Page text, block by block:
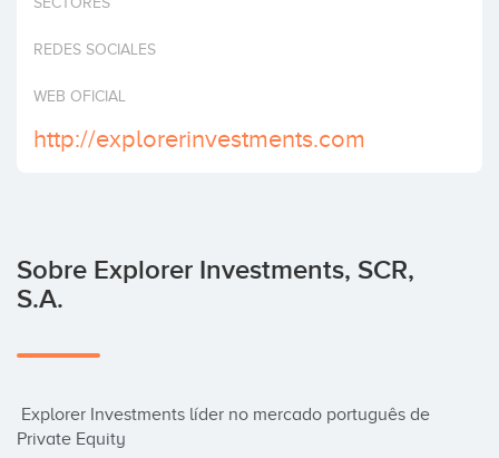
REDES SOCIALES
WEB OFICIAL
http://explorerinvestments.com
Sobre Explorer Investments, SCR,
S.A.
Private Equity